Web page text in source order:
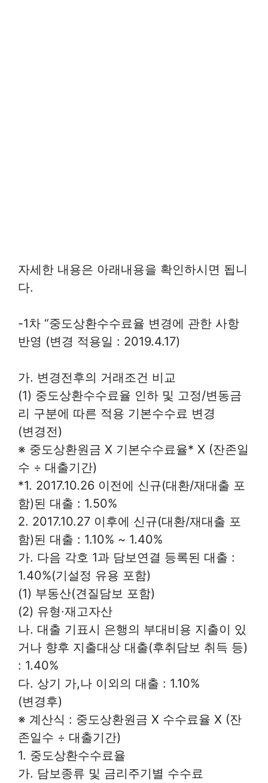
자세한 내용은 아래내용을 확인하시면 됩니
다.
-1차 “중도상환수수료율 변경에 관한 사항
반영 (변경 적용일 : 2019.4.17)
가. 변경전후의 거래조건 비교
(1) 중도상환수수료율 인하 및 고정/변동금
리 구분에 따른 적용 기본수수료 변경
(변경전)
※ 중도상환원금 X 기본수수료율* X (잔존일
수 ÷ 대출기간)
*1. 2017.10.26 이전에 신규(대환/재대출 포
함)된 대출 : 1.50%
2. 2017.10.27 이후에 신규(대환/재대출 포
함)된 대출 : 1.10% ~ 1.40%
가. 다음 각호 1과 담보연결 등록된 대출 :
1.40%(기설정 유용 포함)
(1) 부동산(견질담보 포함)
(2) 유형·재고자산
나. 대출 기표시 은행의 부대비용 지출이 있
거나 향후 지출대상 대출(후취담보 취득 등)
: 1.40%
다. 상기 가,나 이외의 대출 : 1.10%
(변경후)
※ 계산식 : 중도상환원금 X 수수료율 X (잔
존일수 ÷ 대출기간)
1. 중도상환수수료율
가. 담보종류 및 금리주기별 수수료